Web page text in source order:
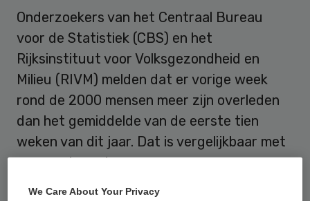
Onderzoekers van het Centraal Bureau
voor de Statistiek (CBS) en het
Rijksinstituut voor Volksgezondheid en
Milieu (RIVM) melden dat er vorige week
rond de 2000 mensen meer zijn overleden
dan het gemiddelde van de eerste tien
weken van dit jaar. Dat is vergelijkbaar met
een week eerder.
We Care About Your Privacy